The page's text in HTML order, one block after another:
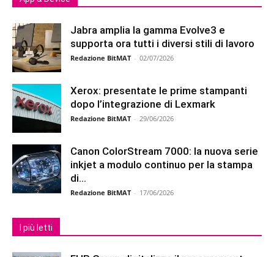
Jabra amplia la gamma Evolve3 e
supporta ora tutti i diversi stili di lavoro
Redazione BitMAT - 02/07/2026
Xerox: presentate le prime stampanti
dopo l’integrazione di Lexmark
Redazione BitMAT - 29/06/2026
Canon ColorStream 7000: la nuova serie
inkjet a modulo continuo per la stampa
di...
Redazione BitMAT - 17/06/2026
I più letti